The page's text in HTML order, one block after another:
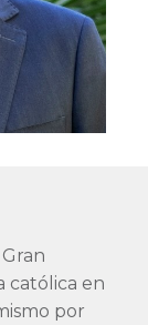
católica en
por